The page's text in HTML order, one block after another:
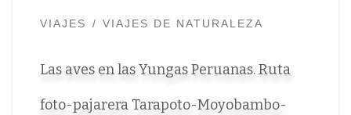
VIAJES VIAJES DE NATURALEZA
Las aves en las Yungas Peruanas. Ruta
foto-pajarera Tarapoto-Moyobambo-